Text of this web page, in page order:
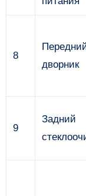
8
дворник
9
Задний